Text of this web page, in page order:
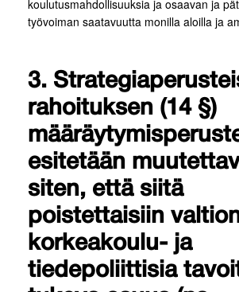
koulutusmahdollisuuksia ja osaavan ja
työvoiman saatavuutta monilla aloilla ja
3.
rahoituksen (14 §)
esitetään
siten, että siitä
poistettaisiin
korkeakoulu- ja
tiedepoliittisia